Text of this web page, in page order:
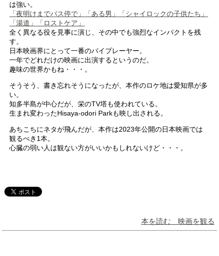
は強い。
「夜明けまでバス停で」
「ある男」
「シャイロックの子供たち」
「湯道」
「ロストケア」
全く異なる役を見事に演じ、その中でも強烈なインパクトを残
す。
日本映画界にとって一番のバイプレーヤー。
一年でどれだけの映画に出演するというのだ。
趣味の世界かもね・・・。
そうそう、書き忘れそうになったが、本作のロケ地は愛知県が多
い。
知多半島が中心だが、栄のTV塔も使われている。
生まれ変わったHisaya-odori Parkも映し出される。
あちこちにネタが飛んだが、本作は2023年公開の日本映画では
観るべき1本。
心臓の弱い人は観ない方がいいかもしれないけど・・・。
本を読む 映画を観る